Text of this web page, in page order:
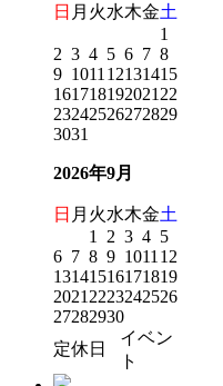
日 月 火水木金土
1
2 3 4 5 6 7 8
9 1011 12131415
161718192021 22
23242526272829
3031
2026年9月
日 月 火水木金土
1
2 3 4 5
6 7 8 9 1011 12
13141516171819
2021 2223242526
27282930
定休日
イベン
ト